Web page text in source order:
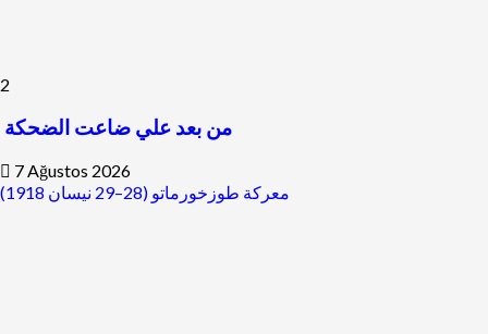
2
من بعد علي ضاعت الضحكة
7 Ağustos 2026
معركة طوزخورماتو (28–29 نيسان 1918)